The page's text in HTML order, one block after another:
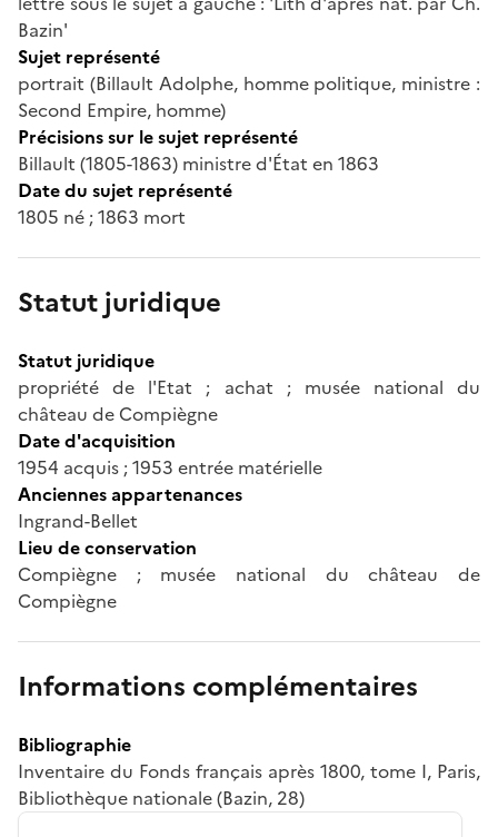
Bazin'
Sujet représenté
portrait (Billault Adolphe, homme politique, ministre :
Second Empire, homme)
Précisions sur le sujet représenté
Billault (1805-1863) ministre d'État en 1863
Date du sujet représenté
1805 né ; 1863 mort
Statut juridique
Statut juridique
propriété de l'Etat ; achat ; musée national du
château de Compiègne
Date d'acquisition
1954 acquis ; 1953 entrée matérielle
Anciennes appartenances
Ingrand-Bellet
Lieu de conservation
Compiègne ; musée national du château de
Compiègne
Informations complémentaires
Bibliographie
Inventaire du Fonds français après 1800, tome I, Paris,
Bibliothèque nationale (Bazin, 28)